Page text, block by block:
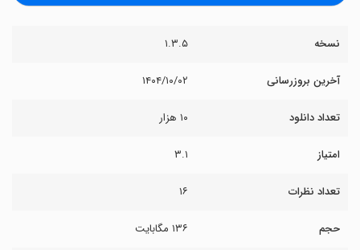
نسخه ۱.۳.۵
آخرین بروزرسانی ۱۴۰۴/۱۰/۰۲
تعداد دانلود ۱۰ هزار
امتیاز ۳.۱
تعداد نظرات ۱۶
حجم ۱۳۶ مگابایت